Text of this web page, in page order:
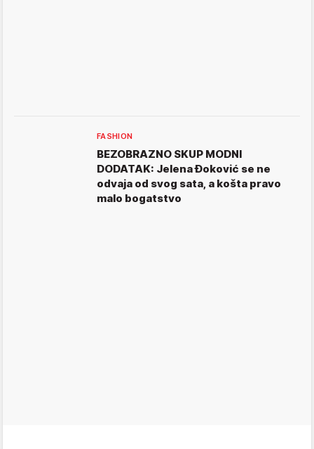
FASHION
BEZOBRAZNO SKUP MODNI
DODATAK: Jelena Đoković se ne
odvaja od svog sata, a košta pravo
malo bogatstvo